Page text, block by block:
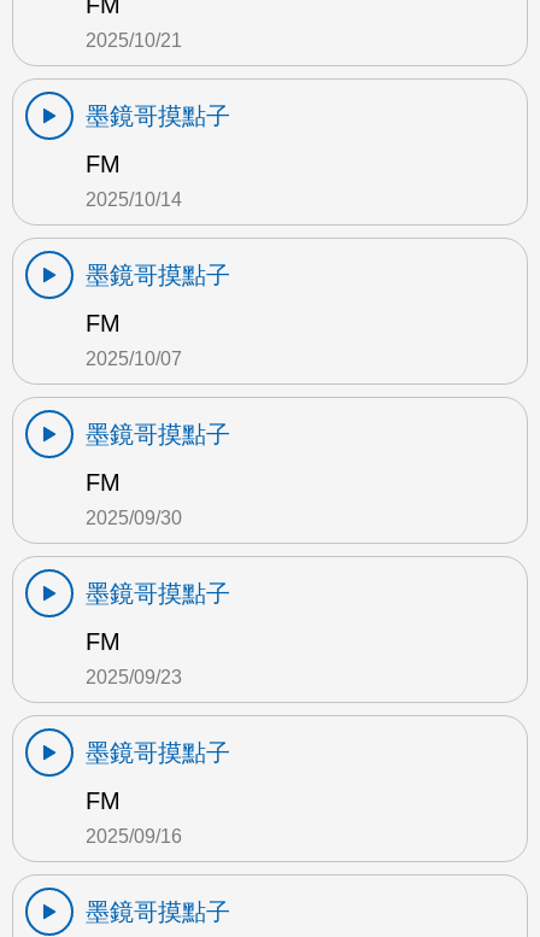
2025/10/21
墨鏡哥摸點子
FM
2025/10/14
墨鏡哥摸點子
FM
2025/10/07
墨鏡哥摸點子
FM
2025/09/30
墨鏡哥摸點子
FM
2025/09/23
墨鏡哥摸點子
FM
2025/09/16
墨鏡哥摸點子